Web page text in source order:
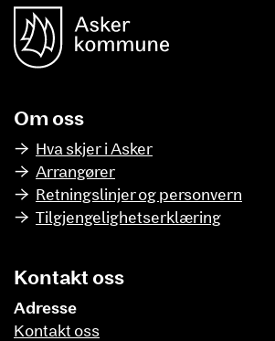
Om oss
Hva skjer i Asker
Arrangører
Retningslinjer og personvern
Tilgjengelighetserklæring
Kontakt oss
Adresse
Kontakt oss